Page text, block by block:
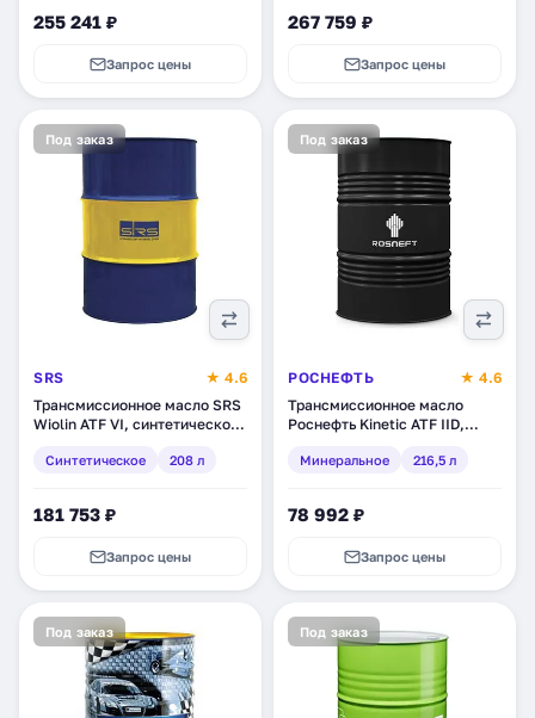
255 241 ₽
Запрос цены
267 759 ₽
Запрос цены
Под заказ
SRS
★ 4.6
Трансмиссионное масло SRS
Wiolin ATF VI, синтетическое,
Синтетическое 208 л
181 753 ₽
Запрос цены
Под заказ
РОСНЕФТЬ
★ 4.6
Трансмиссионное масло
Роснефть Kinetic ATF IID,
(40817470)
Минеральное 216,5 л
78 992 ₽
Запрос цены
Под заказ Под заказ